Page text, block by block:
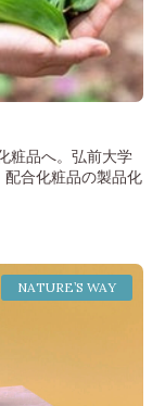
粧品へ。弘前大学
合化粧品の製品化
NATURE’S WAY